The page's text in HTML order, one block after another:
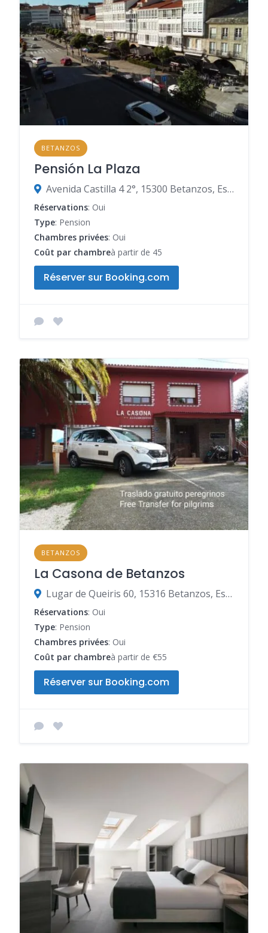
BETANZOS
Pensión La Plaza
Avenida Castilla 4 2°, 15300 Betanzos, Espagne
Réservations: Oui
Type: Pension
Chambres privées: Oui
Coût par chambreà partir de 45
Réserver sur Booking.com
BETANZOS
La Casona de Betanzos
Lugar de Queiris 60, 15316 Betanzos, Espagne
Réservations: Oui
Type: Pension
Chambres privées: Oui
Coût par chambreà partir de €55
Réserver sur Booking.com